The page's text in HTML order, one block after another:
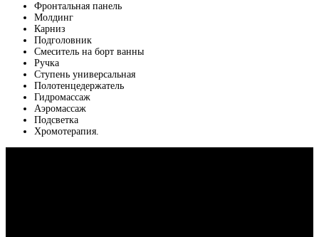
Фронтальная панель
Молдинг
Карниз
Подголовник
Смеситель на борт ванны
Ручка
Ступень универсальная
Полотенцедержатель
Гидромассаж
Аэромассаж
Подсветка
Хромотерапия.